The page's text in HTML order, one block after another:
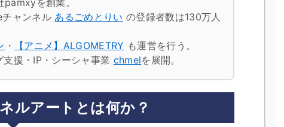
ャンネル あるごめとりい の登録者数は130万人
・ 【アニメ】ALGOMETRY も運営を行う。
援・IP・シーシャ事業 chmelを展開。
ルアートとは何か？